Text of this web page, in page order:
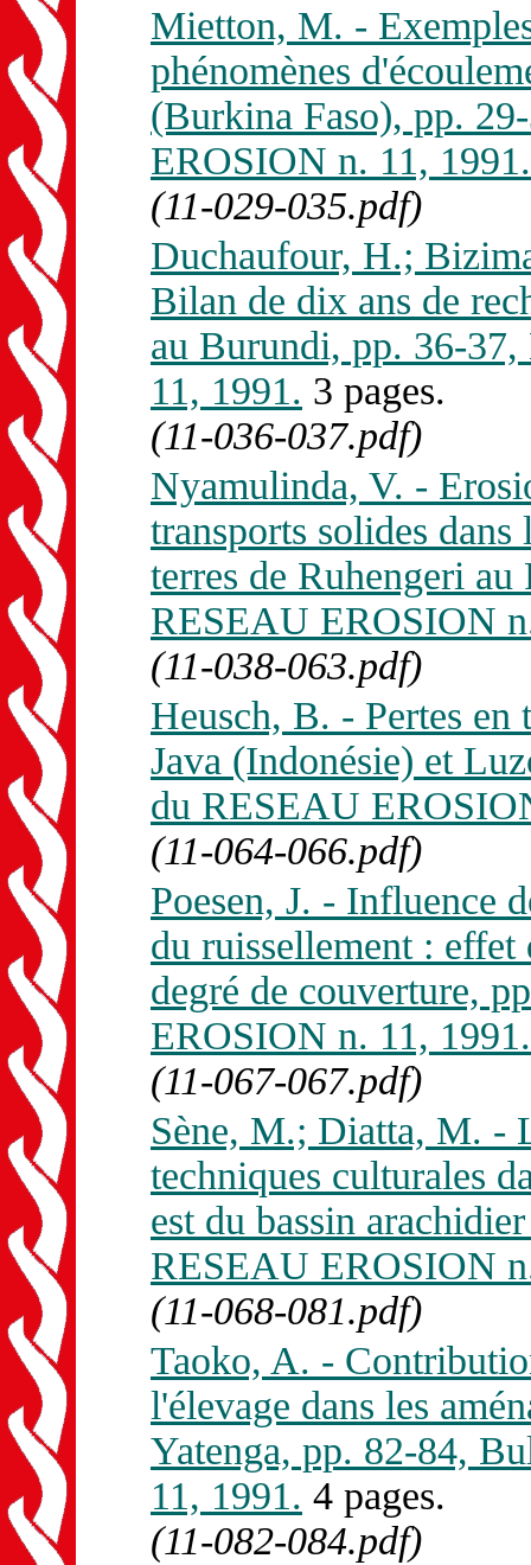
Mietton, M. -
phénomènes
(Burkina Faso), pp.
EROSION n. 11, 1991.
(11-029-035.pdf)
Duchaufour, H.;
Bilan de dix ans de
au Burundi, pp. 36-
11, 1991. 3 pages.
(11-036-037.pdf)
Nyamulinda, V. -
transports solides dans
terres de Ruhengeri
RESEAU EROSION
(11-038-063.pdf)
Heusch, B. - Pertes en
Java (Indonésie) et
du RESEAU
(11-064-066.pdf)
Poesen, J. - Influence
du ruissellement :
degré de couverture,
EROSION n. 11, 1991.
(11-067-067.pdf)
Sène, M.; Diatta, M. -
techniques culturales
est du bassin
RESEAU EROSION
(11-068-081.pdf)
Taoko, A. -
l'élevage dans les
Yatenga, pp. 82-84,
11, 1991. 4 pages.
(11-082-084.pdf)